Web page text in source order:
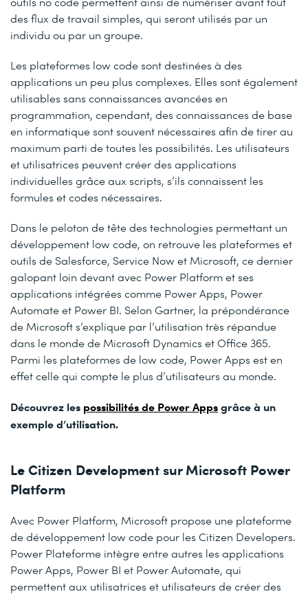
des flux de travail simples, qui seront utilisés par un
individu ou par un groupe.
Les plateformes low code sont destinées à des
applications un peu plus complexes. Elles sont également
utilisables sans connaissances avancées en
programmation, cependant, des connaissances de base
en informatique sont souvent nécessaires afin de tirer au
maximum parti de toutes les possibilités. Les utilisateurs
et utilisatrices peuvent créer des applications
individuelles grâce aux scripts, s’ils connaissent les
formules et codes nécessaires.
Dans le peloton de tête des technologies permettant un
développement low code, on retrouve les plateformes et
outils de Salesforce, Service Now et Microsoft, ce dernier
galopant loin devant avec Power Platform et ses
applications intégrées comme Power Apps, Power
Automate et Power BI. Selon Gartner, la prépondérance
de Microsoft s’explique par l’utilisation très répandue
dans le monde de Microsoft Dynamics et Office 365.
Parmi les plateformes de low code, Power Apps est en
effet celle qui compte le plus d’utilisateurs au monde.
Découvrez les possibilités de Power Appsgrâce à un
exemple d’utilisation.
Le Citizen Development sur Microsoft Power
Platform
Avec Power Platform, Microsoft propose une plateforme
de développement low code pour les Citizen Developers.
Power Plateforme intègre entre autres les applications
Power Apps, Power BI et Power Automate, qui
permettent aux utilisatrices et utilisateurs de créer des